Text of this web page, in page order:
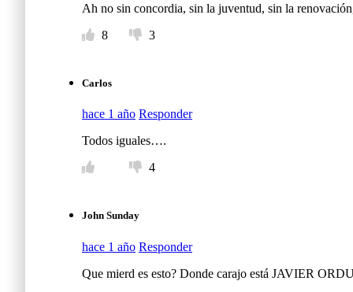
Ah no sin concordia, sin la juventud, sin la
8
3
Carlos
hace 1 año Responder
Todos iguales….
4
John Sunday
hace 1 año Responder
Que mierd es esto? Donde carajo está JAVIER